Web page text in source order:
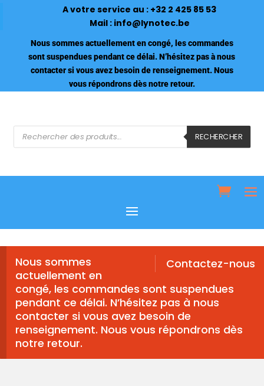
A votre service au : +32 2 425 85 53
Mail : info@lynotec.be
Nous sommes actuellement en congé, les commandes
sont suspendues pendant ce délai. N’hésitez pas à nous
contacter si vous avez besoin de renseignement. Nous
vous répondrons dès notre retour.
Recherche
de
produits
RECHERCHER
Contactez-nous
Nous sommes
actuellement en
congé, les commandes sont suspendues
pendant ce délai. N’hésitez pas à nous
contacter si vous avez besoin de
renseignement. Nous vous répondrons dès
notre retour.